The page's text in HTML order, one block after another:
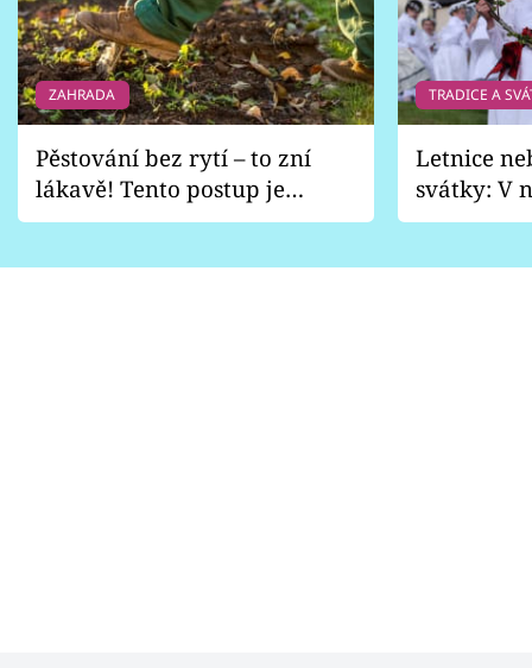
ZAHRADA
Pěstování bez rytí – to zní
lákavě! Tento postup je
vhodný jen pro některé
TRADICE A
Letnice
svátky: V
pondělí